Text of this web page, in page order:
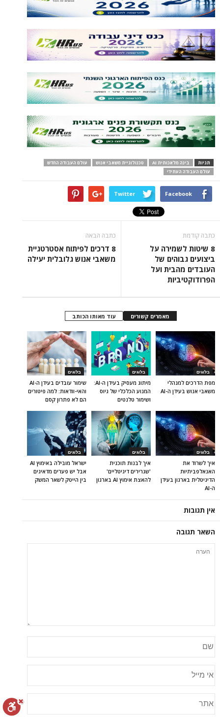
תגיות בינה מלאכותית AI טכנולוגיית משאבי אנוש
עולם העבודה החדש
עולם העבודה העתידי
Facebook
Twitter
כתבה קודמת
8 שיטות לשמירה על
ביצועים גבוהים של
העובדים מהבית ועל
הפרודוקטיביות
כתבה הבאה
8 דרכים לפיתוח אסטרטגיית
משאבי אנוש גלובלית יעילה
מאמרים קשורים עוד מאותו הכותב
בלוגים
שימור עובדים בעידן ה-AI
והאי-וודאות: למה פיטורים
הם לא פתרון קסם
בלוגים
מיתוג מעסיק בעידן ה-AI:
המנוע הכלכלי של גיוס
ושימור טלנטים
בלוגים
מפת הדרכים למנהלי
משאבי אנוש בעידן ה-AI
בלוגים
ישראל מובילה באימוץ AI
אבל יש פערים מדאיגים
בין הייטק לשאר המשק
בלוגים
איך לבנות תוכנית
'שגרירים דיגיטליים'
להאצת אימוץ AI בארגון
בלוגים
איך לשרוד את
האנאלפביתיוּת
הדיגיטלית בארגון בעידן
ה-AI
אין תגובות
השאר תגובה